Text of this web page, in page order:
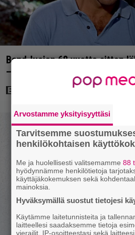
Bond-luojan 68 vuotta sitten
– tältä 007-hahmon piti alun
Arvostamme yksityisyyttäsi
Tarvitsemme
henkilökohtaisen
Me ja huolellisesti valitsemamme88
hyödynnämme henkilötietoja
käyttäjäkokemuksen sekä
mainoksia.
Hyväksymällä suostut tietojesi
Käytämme laitetunnisteita ja
laitteellesi saadaksemme tietoja
vierailit, IP-osoitteestasi sekä